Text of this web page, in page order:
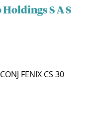
S A S
FENIX CS 30